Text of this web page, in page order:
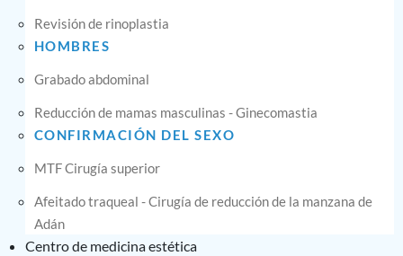
Revisión de rinoplastia
HOMBRES
Grabado abdominal
Reducción de mamas masculinas - Ginecomastia
CONFIRMACIÓN DEL SEXO
MTF Cirugía superior
Afeitado traqueal - Cirugía de reducción de la manzana de
Adán
Centro de medicina estética